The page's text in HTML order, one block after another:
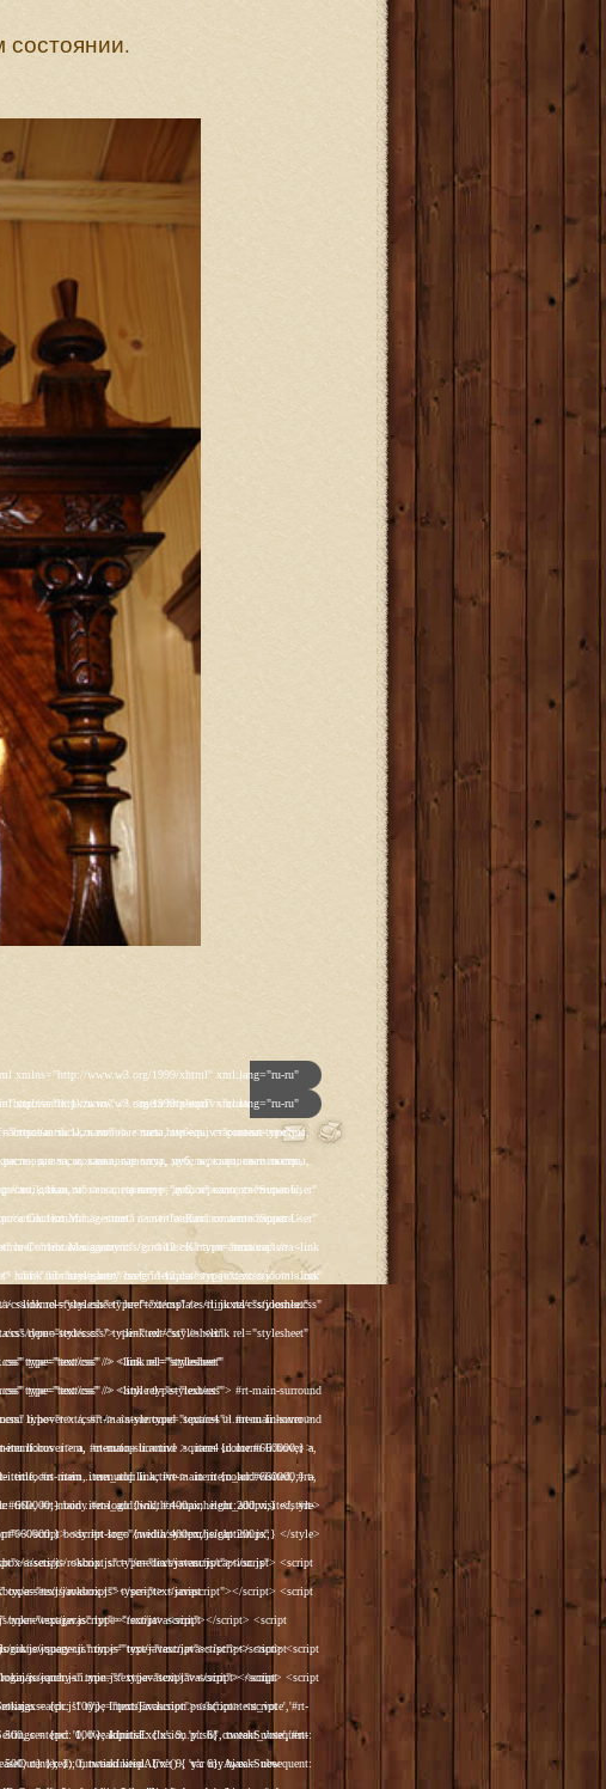
'uribase': 'http://antik.1kzn.ru/', 'limit': '10', 'perpage': '3', 'ordering': 'newest', 'phrase': 'any', 'hidedivs': '', 'includelink': 1, 'viewall': 'View all results', 'estimated': 'estimated', 'showestimated': 1, 'showpagination': 1, 'showcategory': 1, 'showreadmore': 1, 'showdescription': 1 }); }); </script> <meta name="google-site-verification" content="" /> <script type="text/javascript"> var _gaq = _gaq || []; _gaq.push(['_setAccount', 'UA-XXXXX-X']); _gaq.push(['_gat._anonymizeIp']); _gaq.push(['_trackPageview']); (function() { var ga = document.createElement('script'); ga.type = 'text/javascript'; ga.async = true; ga.src = ('https:' == document.location.protocol ? 'https://ssl' : 'http://www') + '.google-analytics.com/ga.js'; var s = document.getElementsByTagName('script')[0]; s.parentNode.insertBefore(ga, s); })(); </script> </head> <body class="backgroundlevel-high backgroundstyle-style1 bodylevel-high cssstyle-style1 font-family-georgia font-size-is-default menu-type-fusionmenu col12 option-com-content menu-glavnaya "> <div id="rt-mainbg-overlay"> <div class="rt-surround-wrap"><div class="rt-surround"><div class="rt-surround2"><div class="rt-surround3"> <div class="rt-container"> <div id="rt-header-wrap"><div id="rt-header-wrap2"> <div id="rt-header-graphic"> <div class="rt-header-padding"> <div id="rt-header"> <div class="rt-grid-12 rt-alpha rt-omega"> <div class="rt-block"> <a href="/" id="rt-logo"></a> </div> </div> <div class="clear"></div> </div> <div id="rt-navigation"><div id="rt-navigation2"><div id="rt-navigation3"> <div class="nopill"> <ul class="menutop level1 " > <li class="item108 active root" > <a class="orphan item bullet" href="/" > <span> Главная </span> </a> </li> <li class="item109 parent root" > <a class="daddy item bullet" href="/katalog-antikvariata" > <span> Каталог </span> </a> <div class="fusion-submenu-wrapper level2"> <div class="drop-top"></div> <ul class="level2"> <li class="item123 parent" > <a class="daddy item bullet" href="/katalog-antikvariata/chasy" > <span> Часы </span> </a> <div class="fusion-submenu-wrapper level3"> <div class="drop-top"></div> <ul class="level3"> <li class="item110" > <a class="orphan item bullet" href="/katalog-antikvariata/chasy/napolnye-chasy" > <span> Напольные </span> </a> </li> <li class="item112" > <a class="orphan item bulle
'uribase': 'http://antik.1kzn.ru/', 'limit': '10', 'perpage': '3', 'ordering': 'newest', 'phrase': 'any', 'hidedivs': '', 'includelink': 1, 'viewall': 'View all results', 'estimated': 'estimated', 'showestimated': 1, 'showpagination': 1, 'showcategory': 1, 'showreadmore': 1, 'showdescription': 1 }); }); </script> <meta name="google-site-verification" content="" /> <script type="text/javascript"> var _gaq = _gaq || []; _gaq.push(['_setAccount', 'UA-XXXXX-X']); _gaq.push(['_gat._anonymizeIp']); _gaq.push(['_trackPageview']); (function() { var ga = document.createElement('script'); ga.type = 'text/javascript'; ga.async = true; ga.src = ('https:' == document.location.protocol ? 'https://ssl' : 'http://www') + '.google-analytics.com/ga.js'; var s = document.getElementsByTagName('script')[0]; s.parentNode.insertBefore(ga, s); })(); </script> </head> <body class="backgroundlevel-high backgroundstyle-style1 bodylevel-high cssstyle-style1 font-family-georgia font-size-is-default menu-type-fusionmenu col12 option-com-content menu-glavnaya "> <div id="rt-mainbg-overlay"> <div class="rt-surround-wrap"><div class="rt-surround"><div class="rt-surround2"><div class="rt-surround3"> <div class="rt-container"> <div id="rt-header-wrap"><div id="rt-header-wrap2"> <div id="rt-header-graphic"> <div class="rt-header-padding"> <div id="rt-header"> <div class="rt-grid-12 rt-alpha rt-omega"> <div class="rt-block"> <a href="/" id="rt-logo"></a> </div> </div> <div class="clear"></div> </div> <div id="rt-navigation"><div id="rt-navigation2"><div id="rt-navigation3"> <div class="nopill"> <ul class="menutop level1 " > <li class="item108 active root" > <a class="orphan item bullet" href="/" > <span> Главная </span> </a> </li> <li class="item109 parent root" > <a class="daddy item bullet" href="/katalog-antikvariata" > <span> Каталог </span> </a> <div class="fusion-submenu-wrapper level2"> <div class="drop-top"></div> <ul class="level2"> <li class="item123 parent" > <a class="daddy item bullet" href="/katalog-antikvariata/chasy" > <span> Часы </span> </a> <div class="fusion-submenu-wrapper level3"> <div class="drop-top"></div> <ul class="level3"> <li class="item110" > <a class="orphan item bullet" href="/katalog-antikvariata/chasy/napolnye-chasy" > <span> Напольные </span> </a> </li> <li class="item112" > <a class="orphan item bulle